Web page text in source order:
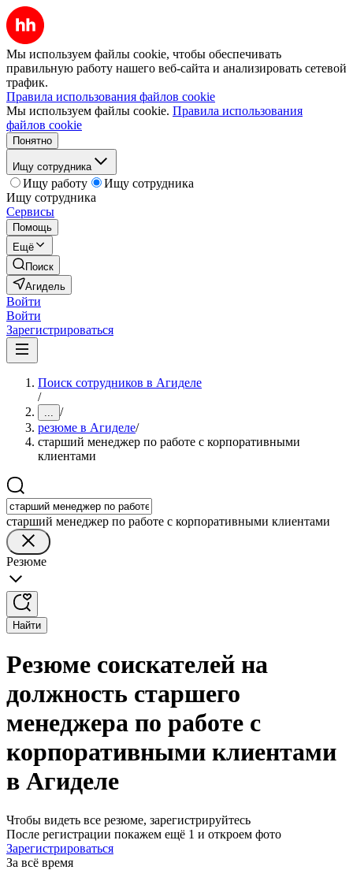
Мы используем файлы cookie, чтобы обеспечивать
правильную работу нашего веб-сайта и анализировать сетевой
трафик.
Правила использования файлов cookie
Мы используем файлы cookie. Правила использования
файлов cookie
Понятно
Ищу сотрудника
Ищу работу
Ищу сотрудника
Ищу сотрудника
Сервисы
Помощь
Ещё
Поиск
Агидель
Войти
Войти
Зарегистрироваться
Поиск сотрудников в Агиделе
/
... /
резюме в Агиделе/
старший менеджер по работе с корпоративными
клиентами
старший менеджер по работе с корпоративными клиентами
Резюме
Найти
Резюме соискателей на
должность старшего
менеджера по работе с
корпоративными клиентами
в Агиделе
Чтобы видеть все резюме, зарегистрируйтесь
После регистрации покажем ещё 1 и откроем фото
Зарегистрироваться
За всё время